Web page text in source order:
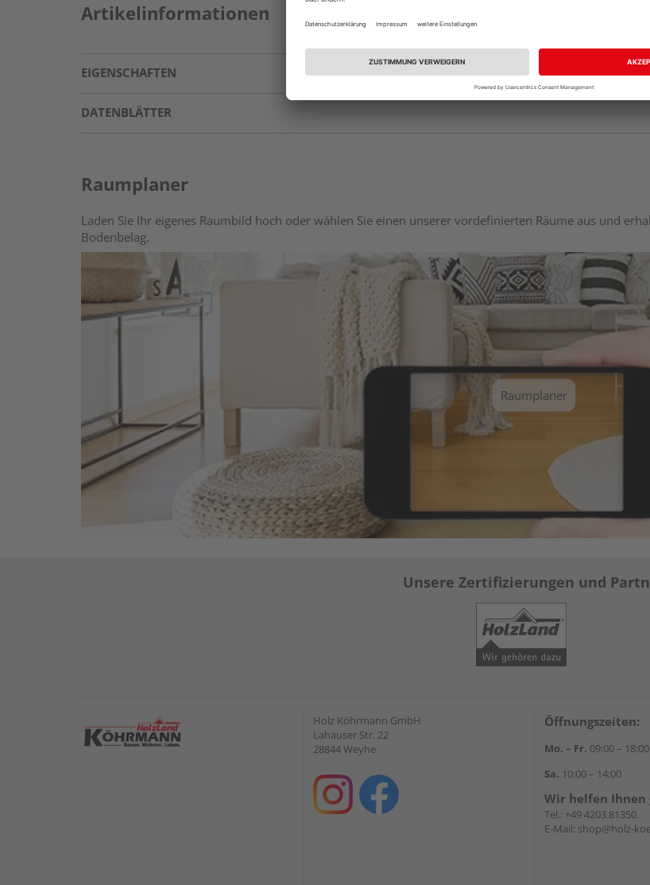
Artikelinformationen
EIGENSCHAFTEN
DATENBLÄTTER
Raumplaner
Laden Sie Ihr eigenes Raumbild hoch oder wählen Sie einen unserer vordefinierten Räume aus und
Bodenbelag.
Raumplaner
Unsere Zertifizierungen und
Holz Köhrmann GmbH
Lahauser Str. 22
28844 Weyhe
Öffnungszeiten:
Mo. – Fr. 09:00 – 18:00
Sa. 10:00 – 14:00
Wir helfen Ihnen
Tel.: +49 4203 81350
E-Mail: shop@holz-